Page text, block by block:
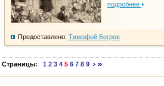
подробнее
Предоставлено: Тимофей Бегров
Страницы: 1 2 3 4 5 6 7 8 9